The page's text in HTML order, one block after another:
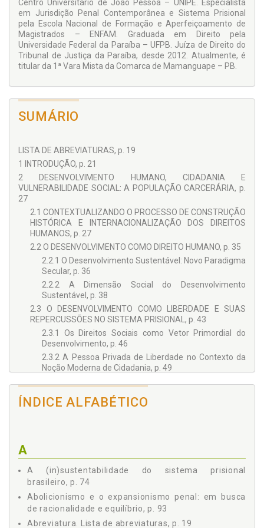
Centro Universitário de João Pessoa – UNIPÊ. Especialista
em Jurisdição Penal Contemporânea e Sistema Prisional
pela Escola Nacional de Formação e Aperfeiçoamento de
Magistrados – ENFAM. Graduada em Direito pela
Universidade Federal da Paraíba – UFPB. Juíza de Direito do
Tribunal de Justiça da Paraíba, desde 2012. Atualmente, é
titular da 1ª Vara Mista da Comarca de Mamanguape – PB.
SUMÁRIO
LISTA DE ABREVIATURAS, p. 19
1 INTRODUÇÃO, p. 21
2 DESENVOLVIMENTO HUMANO, CIDADANIA E
VULNERABILIDADE SOCIAL: A POPULAÇÃO CARCERÁRIA, p.
27
2.1 CONTEXTUALIZANDO O PROCESSO DE CONSTRUÇÃO
HISTÓRICA E INTERNACIONALIZAÇÃO DOS DIREITOS
HUMANOS, p. 27
2.2 O DESENVOLVIMENTO COMO DIREITO HUMANO, p. 35
2.2.1 O Desenvolvimento Sustentável: Novo Paradigma
Secular, p. 36
2.2.2 A Dimensão Social do Desenvolvimento
Sustentável, p. 38
2.3 O DESENVOLVIMENTO COMO LIBERDADE E SUAS
REPERCUSSÕES NO SISTEMA PRISIONAL, p. 43
2.3.1 Os Direitos Sociais como Vetor Primordial do
Desenvolvimento, p. 46
2.3.2 A Pessoa Privada de Liberdade no Contexto da
Noção Moderna de Cidadania, p. 49
2.4.1 O Fenômeno da Criminalidade à Luz do
3 A PENA DE PRIVAÇÃO DA LIBERDADE À LUZ DO DIREITO
AO DESENVOLVIMENTO: ORIGEM, EVOLUÇÃO E CRISE, p. 61
3.1 A HISTORICIDADE DA PENA DE PRISÃO E OS
REFLEXOS NO DIREITO AO DESENVOLVIMENTO, p. 64
3.1.1 Do Modelo Custodial ao Período Humanitário, p.
64
ÍNDICE ALFABÉTICO
A
A (in)sustentabilidade do sistema prisional
brasileiro, p. 74
Abolicionismo e o expansionismo penal: em busca
de racionalidade e equilíbrio, p. 93
Abreviatura. Lista de abreviaturas, p. 19